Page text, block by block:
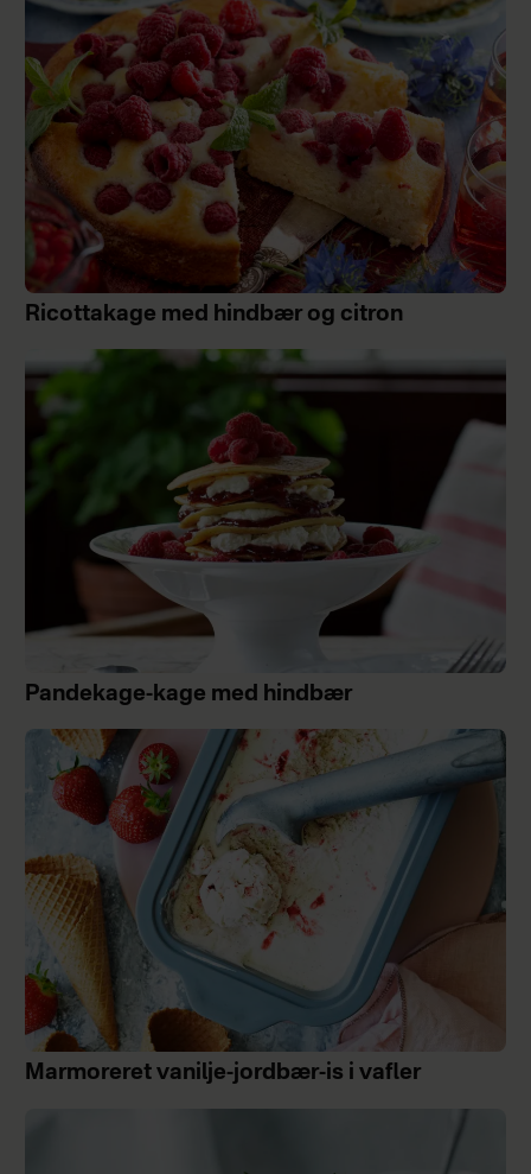
Ricottakage med hindbær og citron
Pandekage-kage med hindbær
Marmoreret vanilje-jordbær-is i vafler